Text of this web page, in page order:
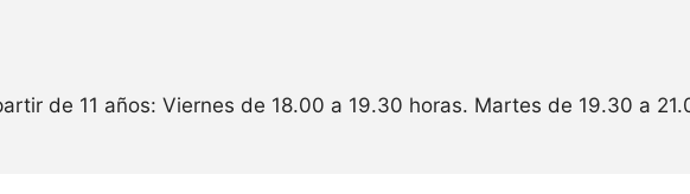
de 11 años: Viernes de 18.00 a 19.30 horas. Martes de 19.30 a